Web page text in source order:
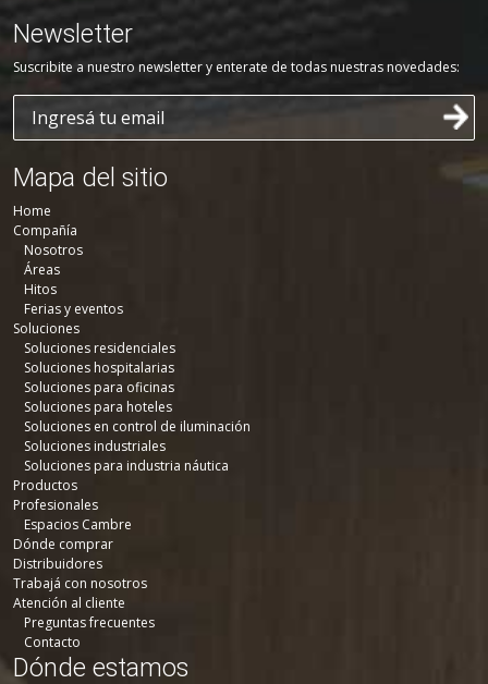
Newsletter
Suscribite a nuestro newsletter y enterate de todas nuestras novedades:
Mapa del sitio
Home
Compañía
Nosotros
Áreas
Hitos
Ferias y eventos
Soluciones
Soluciones residenciales
Soluciones hospitalarias
Soluciones para oficinas
Soluciones para hoteles
Soluciones en control de iluminación
Soluciones industriales
Soluciones para industria náutica
Productos
Profesionales
Espacios Cambre
Dónde comprar
Distribuidores
Trabajá con nosotros
Atención al cliente
Preguntas frecuentes
Contacto
Dónde estamos